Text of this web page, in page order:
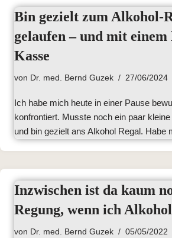
Bin gezielt zum Alkohol-
gelaufen – und mit
Kasse
von Dr. med. Bernd Guzek 27/06/2024
Ich habe mich heute in einer Pause
konfrontiert. Musste noch ein paar
und bin gezielt ans Alkohol Regal. Habe
Inzwischen ist da kaum
Regung, wenn ich Alkohol
von Dr. med. Bernd Guzek 05/05/2022